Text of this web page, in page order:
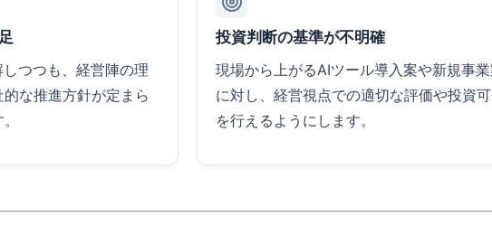
つつも、経営陣の理
な推進方針が定まら
投資判断の基準が不明確
現場から上がるAIツール導入案や新規事
に対し、経営視点での適切な評価や投資
を行えるようにします。